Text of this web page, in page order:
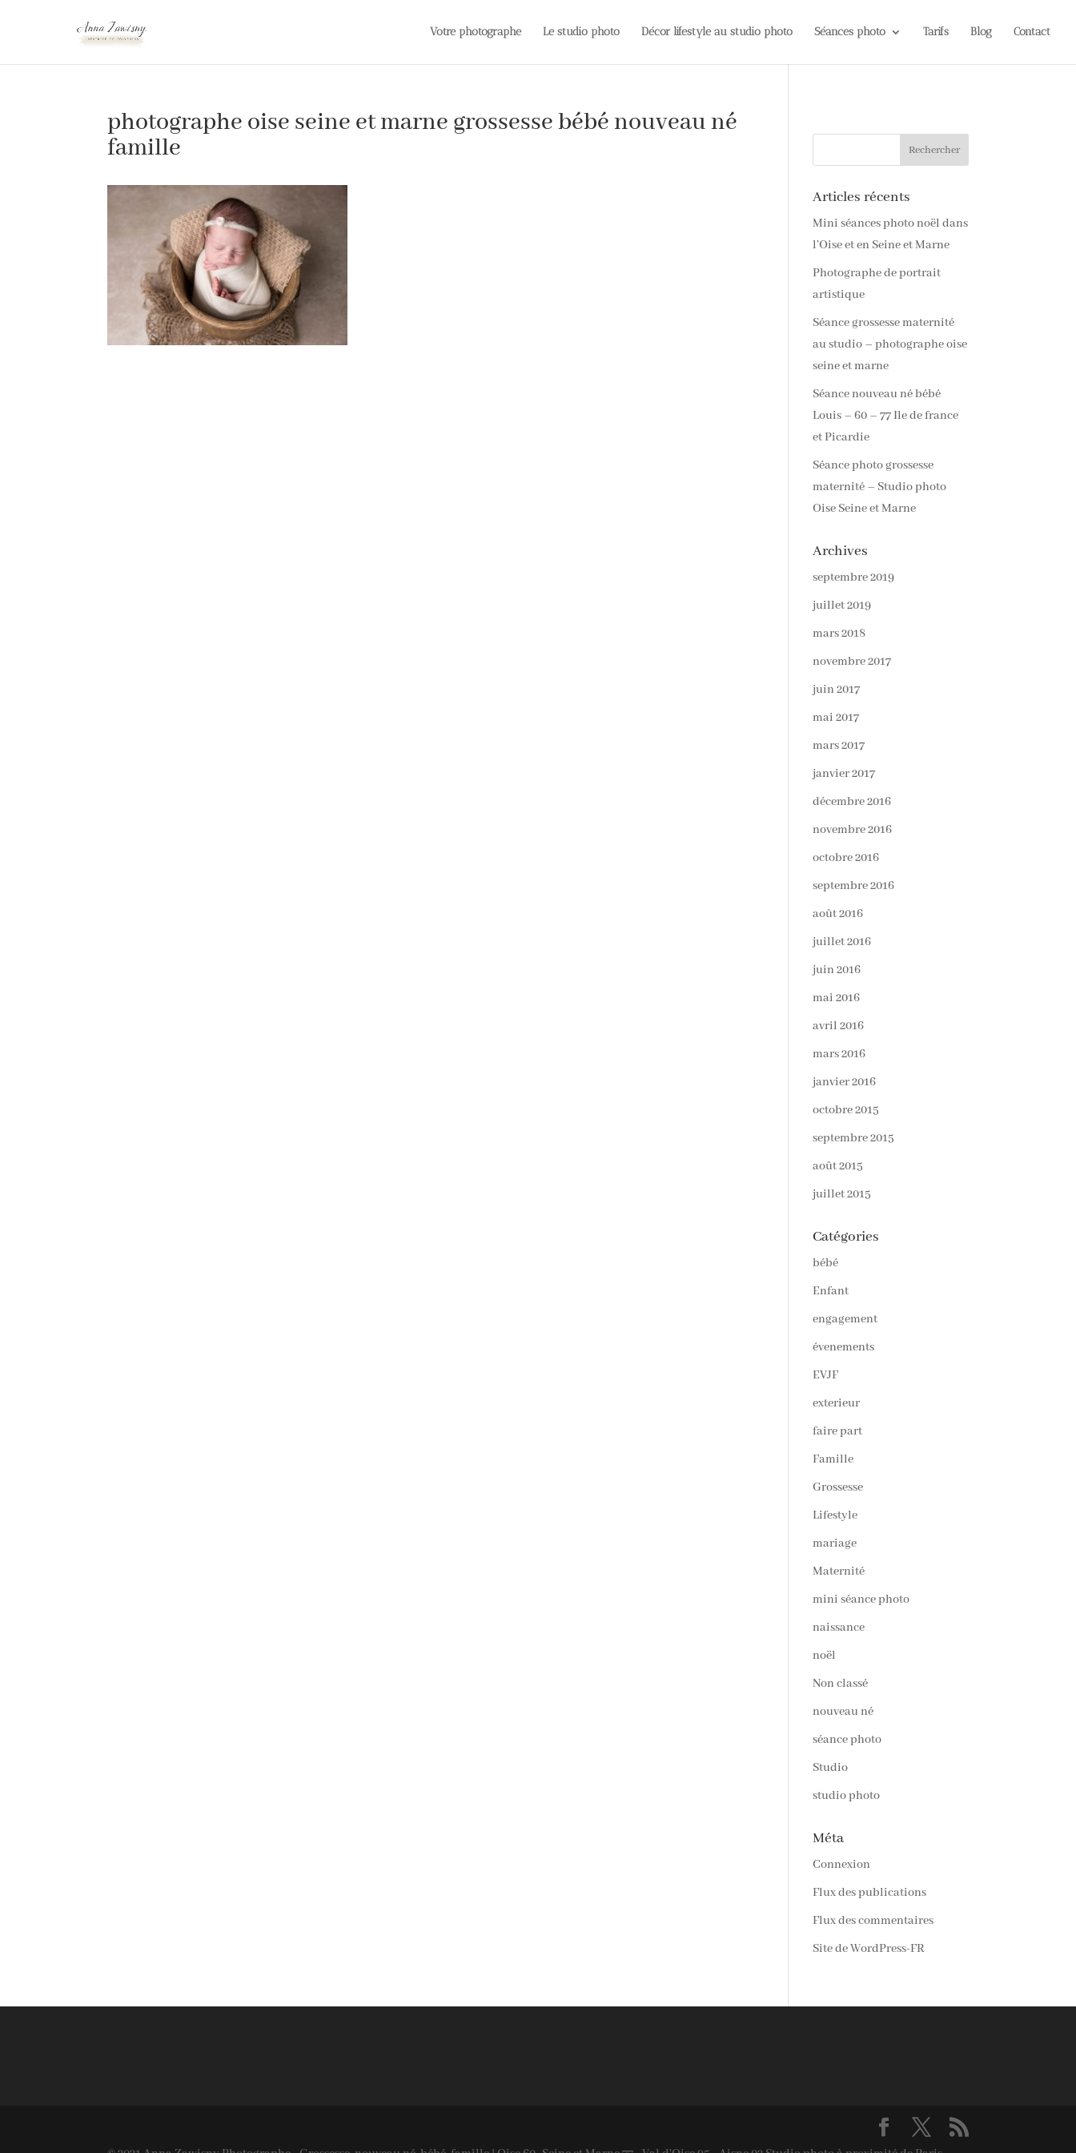
Votre photographe Le studio photo Décor lifestyle au studio photo Séances photo Tarifs Blog Contact
photographe oise seine et marne grossesse bébé nouveau né
famille
Articles récents
Mini séances photo noël dans
l’Oise et en Seine et Marne
Photographe de portrait
artistique
Séance grossesse maternité
au studio – photographe oise
seine et marne
Séance nouveau né bébé
Louis – 60 – 77 Ile de france
et Picardie
Séance photo grossesse
maternité – Studio photo
Oise Seine et Marne
Archives
septembre 2019
juillet 2019
mars 2018
novembre 2017
juin 2017
mai 2017
mars 2017
janvier 2017
décembre 2016
novembre 2016
octobre 2016
septembre 2016
août 2016
juillet 2016
juin 2016
mai 2016
avril 2016
mars 2016
janvier 2016
octobre 2015
septembre 2015
août 2015
juillet 2015
Catégories
bébé
Enfant
engagement
évenements
EVJF
exterieur
faire part
Famille
Grossesse
Lifestyle
mariage
Maternité
mini séance photo
naissance
noël
Non classé
nouveau né
séance photo
Studio
studio photo
Méta
Connexion
Flux des publications
Flux des commentaires
Site de WordPress-FR